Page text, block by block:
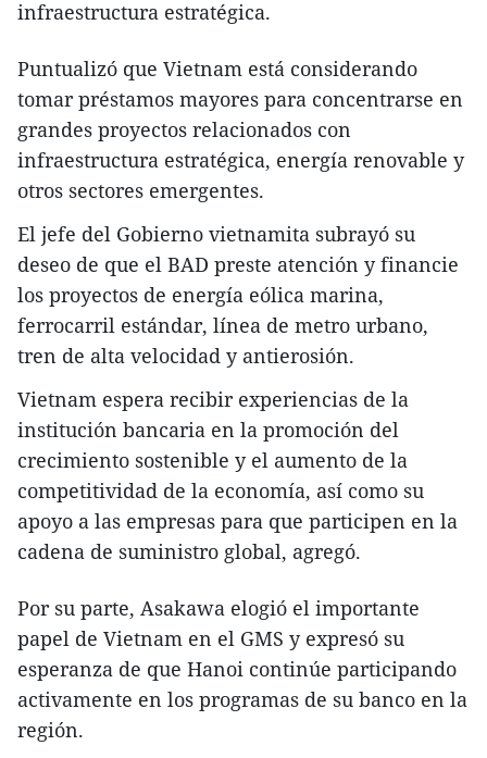
infraestructura estratégica.
Puntualizó que Vietnam está considerando
tomar préstamos mayores para concentrarse en
grandes proyectos relacionados con
infraestructura estratégica, energía renovable y
otros sectores emergentes.
El jefe del Gobierno vietnamita subrayó su
deseo de que el BAD preste atención y financie
los proyectos de energía eólica marina,
ferrocarril estándar, línea de metro urbano,
tren de alta velocidad y antierosión.
Vietnam espera recibir experiencias de la
institución bancaria en la promoción del
crecimiento sostenible y el aumento de la
competitividad de la economía, así como su
apoyo a las empresas para que participen en la
cadena de suministro global, agregó.
Por su parte, Asakawa elogió el importante
papel de Vietnam en el GMS y expresó su
esperanza de que Hanoi continúe participando
activamente en los programas de su banco en la
región.